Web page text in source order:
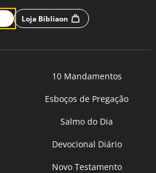
Loja Bíbliaon
10 Mandamentos
Esboços de Pregação
Salmo do Dia
Devocional Diário
Novo Testamento